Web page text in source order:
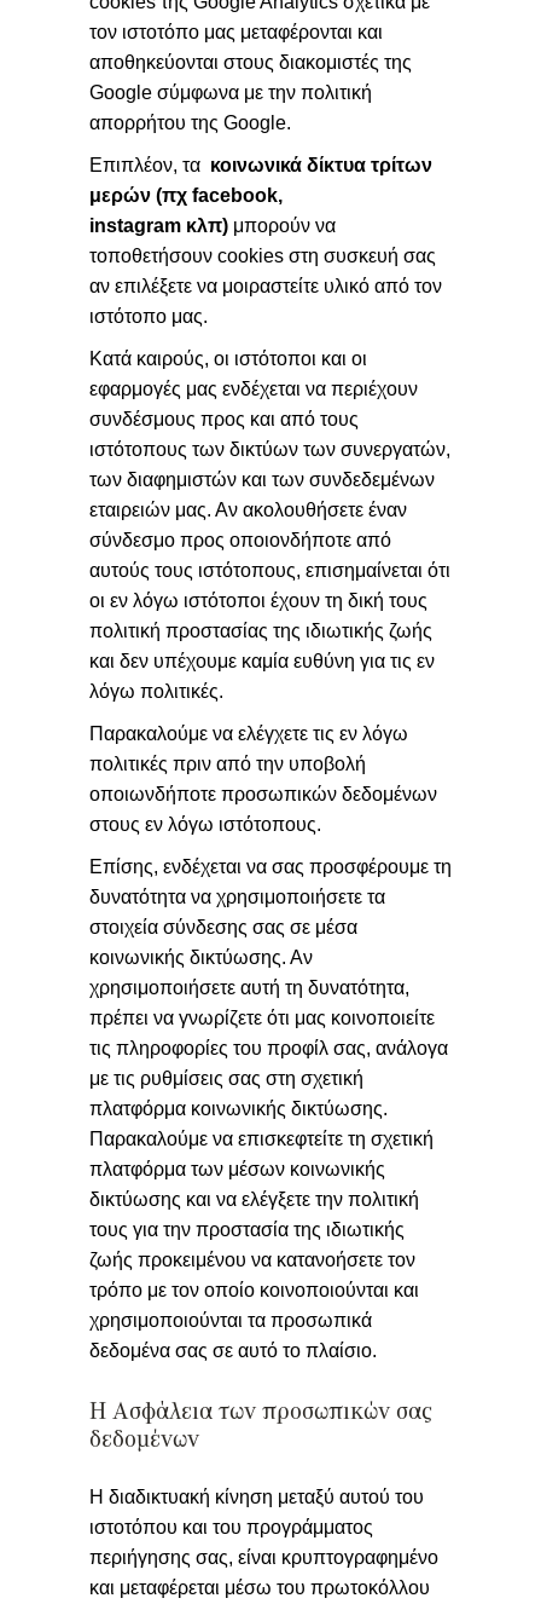
τον ιστοτόπο μας μεταφέρονται και
αποθηκεύονται στους διακομιστές της
Google σύμφωνα με την πολιτική
απορρήτου της Google.
Επιπλέον, τα κοινωνικά δίκτυα τρίτων
μερών (πχ facebook,
instagram κλπ) μπορούν να
τοποθετήσουν cookies στη συσκευή σας
αν επιλέξετε να μοιραστείτε υλικό από τον
ιστότοπο μας.
Κατά καιρούς, οι ιστότοποι και οι
εφαρμογές μας ενδέχεται να περιέχουν
συνδέσμους προς και από τους
ιστότοπους των δικτύων των συνεργατών,
των διαφημιστών και των συνδεδεμένων
εταιρειών μας. Αν ακολουθήσετε έναν
σύνδεσμο προς οποιονδήποτε από
αυτούς τους ιστότοπους, επισημαίνεται ότι
οι εν λόγω ιστότοποι έχουν τη δική τους
πολιτική προστασίας της ιδιωτικής ζωής
και δεν υπέχουμε καμία ευθύνη για τις εν
λόγω πολιτικές.
Παρακαλούμε να ελέγχετε τις εν λόγω
πολιτικές πριν από την υποβολή
οποιωνδήποτε προσωπικών δεδομένων
στους εν λόγω ιστότοπους.
Επίσης, ενδέχεται να σας προσφέρουμε τη
δυνατότητα να χρησιμοποιήσετε τα
στοιχεία σύνδεσης σας σε μέσα
κοινωνικής δικτύωσης. Αν
χρησιμοποιήσετε αυτή τη δυνατότητα,
πρέπει να γνωρίζετε ότι μας κοινοποιείτε
τις πληροφορίες του προφίλ σας, ανάλογα
με τις ρυθμίσεις σας στη σχετική
πλατφόρμα κοινωνικής δικτύωσης.
Παρακαλούμε να επισκεφτείτε τη σχετική
πλατφόρμα των μέσων κοινωνικής
δικτύωσης και να ελέγξετε την πολιτική
τους για την προστασία της ιδιωτικής
ζωής προκειμένου να κατανοήσετε τον
τρόπο με τον οποίο κοινοποιούνται και
χρησιμοποιούνται τα προσωπικά
δεδομένα σας σε αυτό το πλαίσιο.
Η Ασφάλεια των προσωπικών σας
δεδομένων
Η διαδικτυακή κίνηση μεταξύ αυτού του
ιστοτόπου και του προγράμματος
περιήγησης σας, είναι κρυπτογραφημένο
και μεταφέρεται μέσω του πρωτοκόλλου